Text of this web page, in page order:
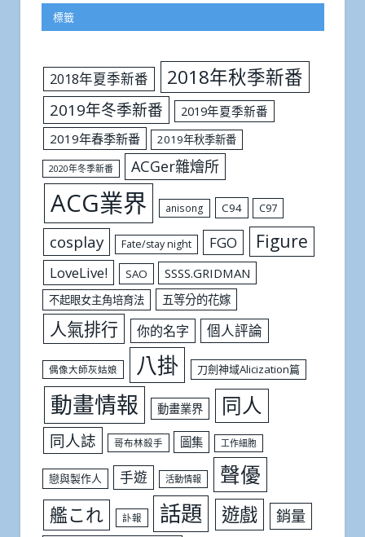
標籤
2018年夏季新番 2018年秋季新番
2019年冬季新番
2019年夏季新番
2019年春季新番
2019年秋季新番
2020年冬季新番 ACGer雜燴所
ACG業界 anisong C94 C97
cosplay Fate/stay night FGO Figure
LoveLive! SAO SSSS.GRIDMAN
不起眼女主角培育法 五等分的花嫁
人氣排行 你的名字 個人評論
偶像大師灰姑娘 八掛 刀劍神域Alicization篇
動畫情報 動畫業界 同人
同人誌 哥布林殺手 圖集 工作細胞
戀與製作人 手遊 活動情報 聲優
艦これ 訃報 話題 遊戲 銷量